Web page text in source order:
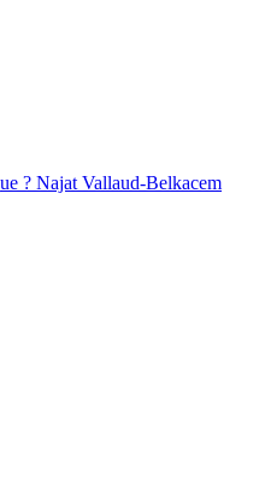
? Najat Vallaud-Belkacem